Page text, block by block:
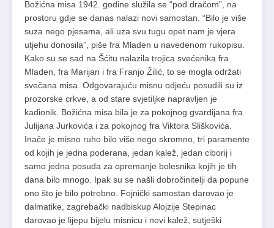
Božićna misa 1942. godine služila se “pod dračom”, na
prostoru gdje se danas nalazi novi samostan. “Bilo je više
suza nego pjesama, ali uza svu tugu opet nam je vjera
utjehu donosila”, piše fra Mladen u navedenom rukopisu.
Kako su se sad na Šćitu nalazila trojica svećenika fra
Mladen, fra Marijan i fra Franjo Žilić, to se mogla održati
svečana misa. Odgo­vara­juću misnu odjeću posudili su iz
prozorske crkve, a od stare svjetiljke napravljen je
kadionik. Božićna misa bila je za pokojnog gvardi­ja­na fra
Julijana Jurkovića i za pokojnog fra Viktora Sliškovića.
Inače je misno ruho bilo više nego skromno, tri paramente
od kojih je jedna poderana, jedan kalež, jedan ciborij i
samo jedna posuda za opremanje bolesnika kojih je tih
dana bilo mnogo. Ipak su se našli dobročinitelji da popune
ono što je bilo potrebno. Fojnički samostan darovao je
dalmatike, zagrebački nadbiskup Alojzije Stepinac
darovao je lijepu bijelu misnicu i novi kalež, sutješki